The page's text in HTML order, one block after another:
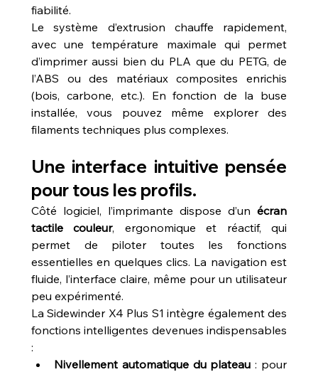
fiabilité.
Le système d’extrusion chauffe rapidement,
avec une température maximale qui permet
d’imprimer aussi bien du PLA que du PETG, de
l’ABS ou des matériaux composites enrichis
(bois, carbone, etc.). En fonction de la buse
installée, vous pouvez même explorer des
filaments techniques plus complexes.
Une interface intuitive pensée
pour tous les profils.
Côté logiciel, l’imprimante dispose d’un écran
tactile couleur, ergonomique et réactif, qui
permet de piloter toutes les fonctions
essentielles en quelques clics. La navigation est
fluide, l’interface claire, même pour un utilisateur
peu expérimenté.
La Sidewinder X4 Plus S1 intègre également des
fonctions intelligentes devenues indispensables
:
Nivellement automatique du plateau : pour